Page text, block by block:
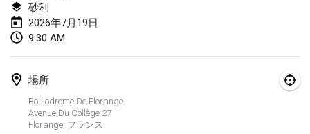
砂利
2026年7月19日
9:30 AM
場所
Boulodrome De Florange
Avenue Du Collège 27
Florange, フランス
Tournoi de Mölkky - Lesfous Dubâtonvaigeois
2026年1月31日
2026年2月1日| オーストラリア